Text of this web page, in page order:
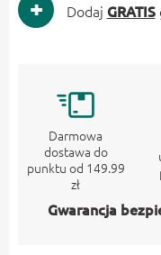
Dodaj GRATIS
Darmowa
dostawa do
punktu od 149.99
zł
Gwarancja